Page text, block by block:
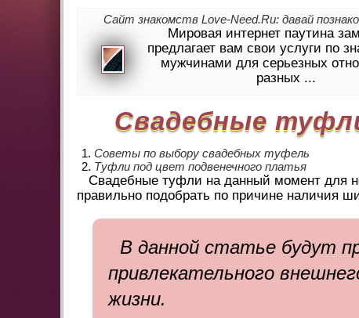
Сайт знакомств Love-Need.Ru: давай
Мировая интернет паутина
предлагает вам свои услуги по
мужчинами для серьезных
разных ...
Свадебные
Советы по выбору свадебных туфель
Туфли под цвет подвенечного платья
Свадебные туфли на данный момент для
правильно подобрать по причине наличия
В данной статье будут
привлекательного
жизни.